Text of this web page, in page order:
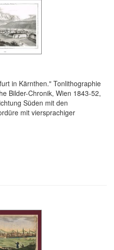
in Kärnthen." Tonlithographie
Bilder-Chronik, Wien 1843-52,
Süden mit den
mit viersprachiger